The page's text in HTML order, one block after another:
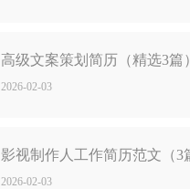
高级文案策划简历（精选3篇
2026-02-03
影视制作人工作简历范文（3
2026-02-03